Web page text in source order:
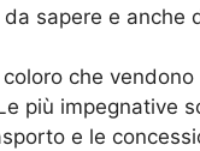
sapere e anche
che
più impegnative
e le